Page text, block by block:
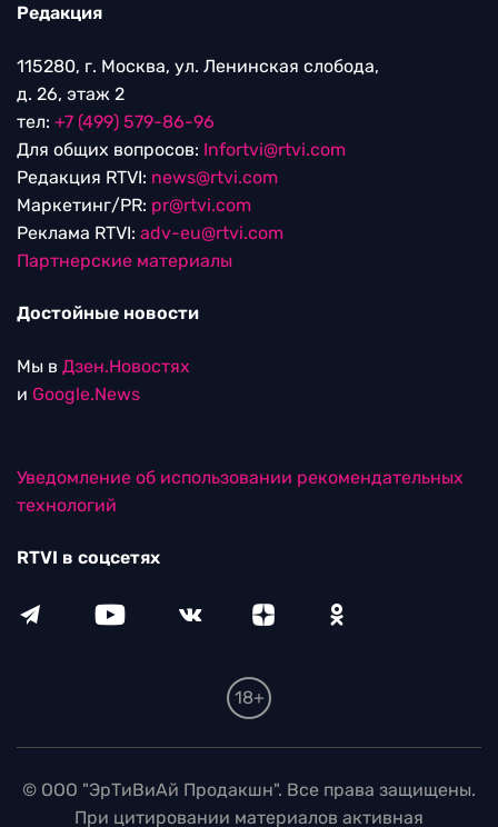
Редакция
115280, г. Москва, ул. Ленинская слобода,
д. 26, этаж 2
тел: +7 (499) 579-86-96
Для общих вопросов: Infortvi@rtvi.com
Редакция RTVI: news@rtvi.com
Маркетинг/PR: pr@rtvi.com
Реклама RTVI: adv-eu@rtvi.com
Партнерские материалы
Достойные новости
Мы в Дзен.Новостях
и Google.News
Уведомление об использовании рекомендательных
технологий
RTVI в соцсетях
18+
© ООО "ЭрТиВиАй Продакшн". Все права защищены.
При цитировании материалов активная